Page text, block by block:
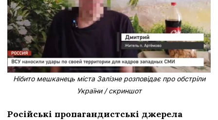
Нібито мешканець міста Залізне розповідає про обстріли
України / скриншот
Російські пропагандистські джерела